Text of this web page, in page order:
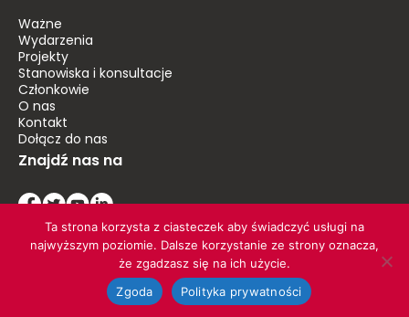
Ważne
Wydarzenia
Projekty
Stanowiska i konsultacje
Członkowie
O nas
Kontakt
Dołącz do nas
Znajdź nas na
© 2026 PIIT. Wszelkie prawa zastrzeżone
Polityka prywatności
Ta strona korzysta z ciasteczek aby świadczyć usługi na
najwyższym poziomie. Dalsze korzystanie ze strony oznacza,
że zgadzasz się na ich użycie.
Zgoda
Polityka prywatności